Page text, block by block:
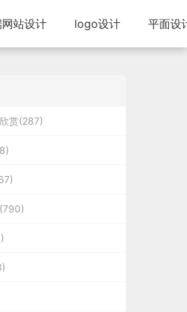
站设计 logo设计 平面设
赏(287)